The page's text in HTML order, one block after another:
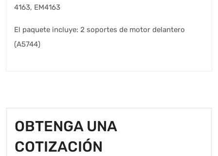
4163, EM4163
El paquete incluye: 2 soportes de motor delantero
(A5744)
OBTENGA UNA
COTIZACIÓN